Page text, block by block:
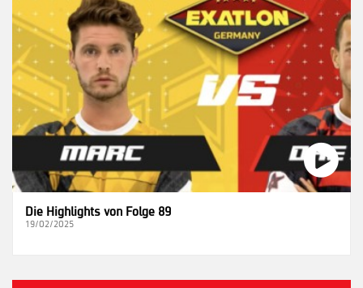
Die Highlights von Folge 89
19/02/2025